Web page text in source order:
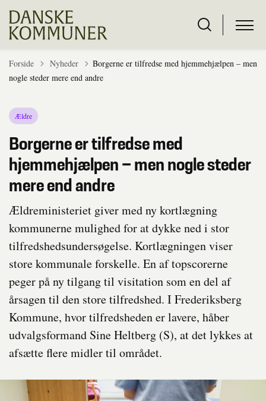
Forside Tilbage til
Nyheder
Borgerne er tilfredse med hjemmehjælpen – men
nogle steder mere end andre
Ældre
Borgerne er tilfredse med
hjemmehjælpen – men nogle steder
mere end andre
Ældreministeriet giver med ny kortlægning
kommunerne mulighed for at dykke ned i stor
tilfredshedsundersøgelse. Kortlægningen viser
store kommunale forskelle. En af topscorerne
peger på ny tilgang til visitation som en del af
årsagen til den store tilfredshed. I Frederiksberg
Kommune, hvor tilfredsheden er lavere, håber
udvalgsformand Sine Heltberg (S), at det lykkes at
afsætte flere midler til området.